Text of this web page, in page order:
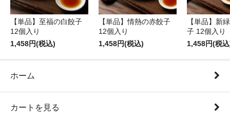
【単品】至福の白餃子
12個入り
1,458円(税込)
【単品】情熱の赤餃子
12個入り
1,458円(税込)
【単品】新
子 12個入り
1,458円(税
ホーム
カートを見る